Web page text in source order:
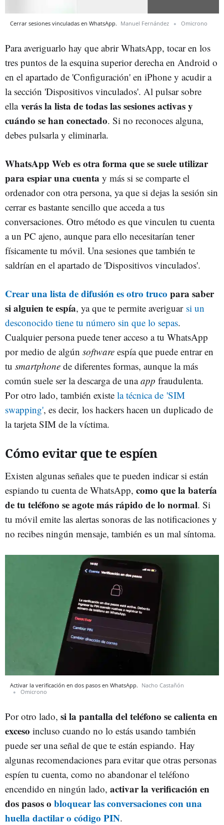
Cerrar sesiones vinculadas en WhatsApp. Manuel Fernández Omicrono
Para averiguarlo hay que abrir WhatsApp, tocar en los
tres puntos de la esquina superior derecha en Android o
en el apartado de 'Configuración' en iPhone y acudir a
la sección 'Dispositivos vinculados'. Al pulsar sobre
ella verás la lista de todas las sesiones activas y
cuándo se han conectado. Si no reconoces alguna,
debes pulsarla y eliminarla.
WhatsApp Web es otra forma que se suele utilizar
para espiar una cuenta y más si se comparte el
ordenador con otra persona, ya que si dejas la sesión sin
cerrar es bastante sencillo que acceda a tus
conversaciones. Otro método es que vinculen tu cuenta
a un PC ajeno, aunque para ello necesitarían tener
físicamente tu móvil. Una sesiones que también te
saldrían en el apartado de 'Dispositivos vinculados'.
Crear una lista de difusión es otro truco para saber
si alguien te espía, ya que te permite averiguar si un
desconocido tiene tu número sin que lo sepas.
Cualquier persona puede tener acceso a tu WhatsApp
por medio de algún software espía que puede entrar en
tu smartphone de diferentes formas, aunque la más
común suele ser la descarga de unaapp fraudulenta.
Por otro lado, también existe la técnica de 'SIM
swapping', es decir, los hackers hacen un duplicado de
la tarjeta SIM de la víctima.
Cómo evitar que te espíen
Existen algunas señales que te pueden indicar si están
espiando tu cuenta de WhatsApp, como que la batería
de tu teléfono se agote más rápido de lo normal. Si
tu móvil emite las alertas sonoras de las notificaciones y
no recibes ningún mensaje, también es un mal síntoma.
Activar la verificación en dos pasos en WhatsApp. Nacho Castañón
Omicrono
Por otro lado, si la pantalla del teléfono se calienta en
exceso incluso cuando no lo estás usando también
puede ser una señal de que te están espiando. Hay
algunas recomendaciones para evitar que otras personas
espíen tu cuenta, como no abandonar el teléfono
encendido en ningún lado, activar la verificación en
dos pasos o bloquear las conversaciones con una
huella dactilar o código PIN.